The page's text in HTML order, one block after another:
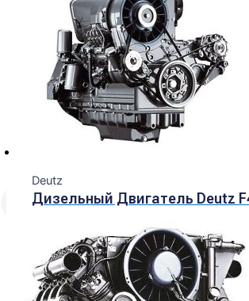
Deutz
Дизельный Двигатель Deutz